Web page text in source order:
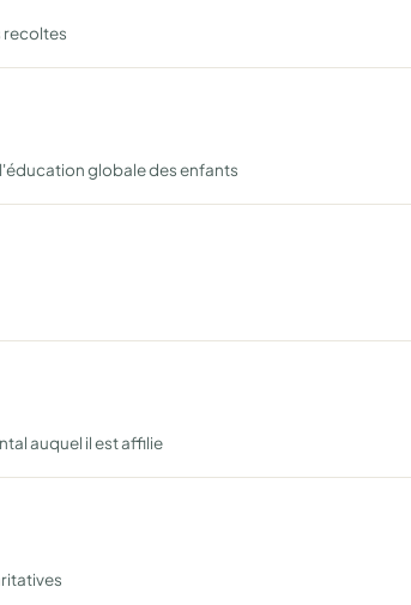
recoltes
globale des enfants
auquel il est affilie